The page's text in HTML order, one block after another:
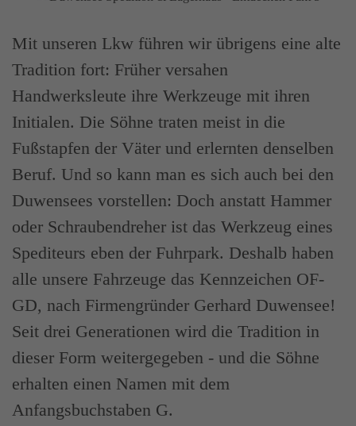
Mit unseren Lkw führen wir übrigens eine alte
Tradition fort: Früher versahen
Handwerksleute ihre Werkzeuge mit ihren
Initialen. Die Söhne traten meist in die
Fußstapfen der Väter und erlernten denselben
Beruf. Und so kann man es sich auch bei den
Duwensees vorstellen: Doch anstatt Hammer
oder Schraubendreher ist das Werkzeug eines
Spediteurs eben der Fuhrpark. Deshalb haben
alle unsere Fahrzeuge das Kennzeichen OF-
GD, nach Firmengründer Gerhard Duwensee!
Seit drei Generationen wird die Tradition in
dieser Form weitergegeben - und die Söhne
erhalten einen Namen mit dem
Anfangsbuchstaben G.